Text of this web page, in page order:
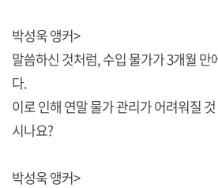
박성욱 앵커>
말씀하신 것처럼, 수입 물가가 3개월 만
다.
이로 인해 연말 물가 관리가 어려워질
시나요?
박성욱 앵커>